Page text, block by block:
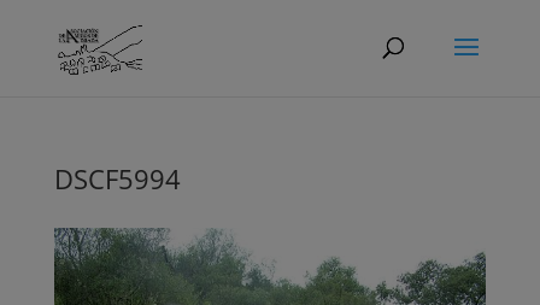
DSCF5994